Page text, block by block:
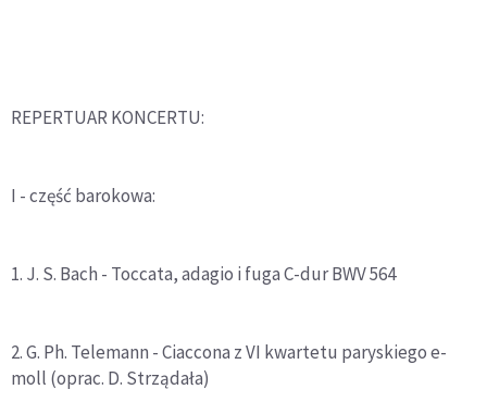
REPERTUAR KONCERTU:
I - część barokowa:
1. J. S. Bach - Toccata, adagio i fuga C-dur BWV 564
2. G. Ph. Telemann - Ciaccona z VI kwartetu paryskiego e-
moll (oprac. D. Strządała)